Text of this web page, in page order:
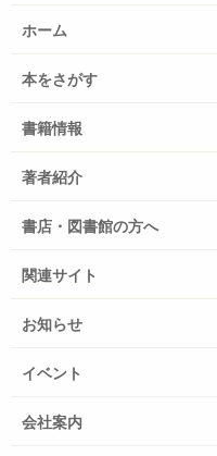
ホーム
本をさがす
書籍情報
著者紹介
書店・図書館の方へ
関連サイト
お知らせ
イベント
会社案内